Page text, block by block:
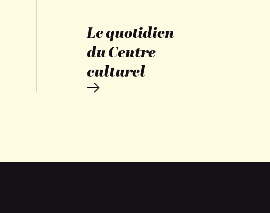
Le quotidien
du Centre
culturel